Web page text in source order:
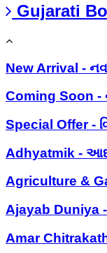
Gujarati
New Arrival -
Coming Soon -
Special Offer -
Adhyatmik -
Agriculture &
Ajayab Duniya
Amar